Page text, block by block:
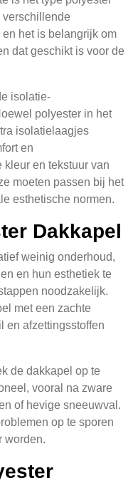
verschillende
het is belangrijk om
dat geschikt is voor de
isolatie-
polyester in het
isolatielaagjes
en
en tekstuur van
moeten passen bij het
esthetische normen.
Dakkapel
weinig onderhoud,
en hun esthetiek te
noodzakelijk.
met een zachte
en afzettingsstoffen
de dakkapel op te
vooral na zware
of hevige sneeuwval.
op te sporen
worden.